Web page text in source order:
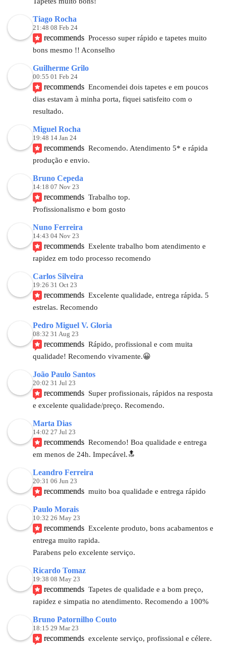
Tiago Rocha
21:48 08 Feb 24
recommends Processo super rápido e tapetes muito
bons mesmo !! Aconselho
Guilherme Grilo
00:55 01 Feb 24
recommends Encomendei dois tapetes e em poucos
dias estavam à minha porta, fiquei satisfeito com o
resultado.
Miguel Rocha
19:48 14 Jan 24
recommends Recomendo. Atendimento 5* e rápida
produção e envio.
Bruno Cepeda
14:18 07 Nov 23
recommends Trabalho top.
Profissionalismo e bom gosto
Nuno Ferreira
14:43 04 Nov 23
recommends Exelente trabalho bom atendimento e
rapidez em todo processo recomendo
Carlos Silveira
19:26 31 Oct 23
recommends Excelente qualidade, entrega rápida. 5
estrelas. Recomendo
Pedro Miguel V. Gloria
08:32 31 Aug 23
recommends Rápido, profissional e com muita
qualidade! Recomendo vivamente.😀
João Paulo Santos
20:02 31 Jul 23
recommends Super profissionais, rápidos na resposta
e excelente qualidade/preço. Recomendo.
Marta Dias
14:02 27 Jul 23
recommends Recomendo! Boa qualidade e entrega
em menos de 24h. Impecável.🔝
Leandro Ferreira
20:31 06 Jun 23
recommends muito boa qualidade e entrega rápido
Paulo Morais
10:32 26 May 23
recommends Excelente produto, bons acabamentos e
entrega muito rapida.
Parabens pelo excelente serviço.
Ricardo Tomaz
19:38 08 May 23
recommends Tapetes de qualidade e a bom preço,
rapidez e simpatia no atendimento. Recomendo a 100%
Bruno Patornilho Couto
18:15 29 Mar 23
recommends excelente serviço, profissional e célere.